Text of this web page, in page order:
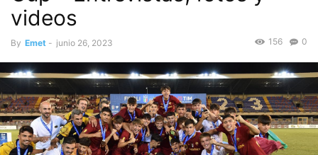
videos
By Emet - junio 26, 2023 0
156